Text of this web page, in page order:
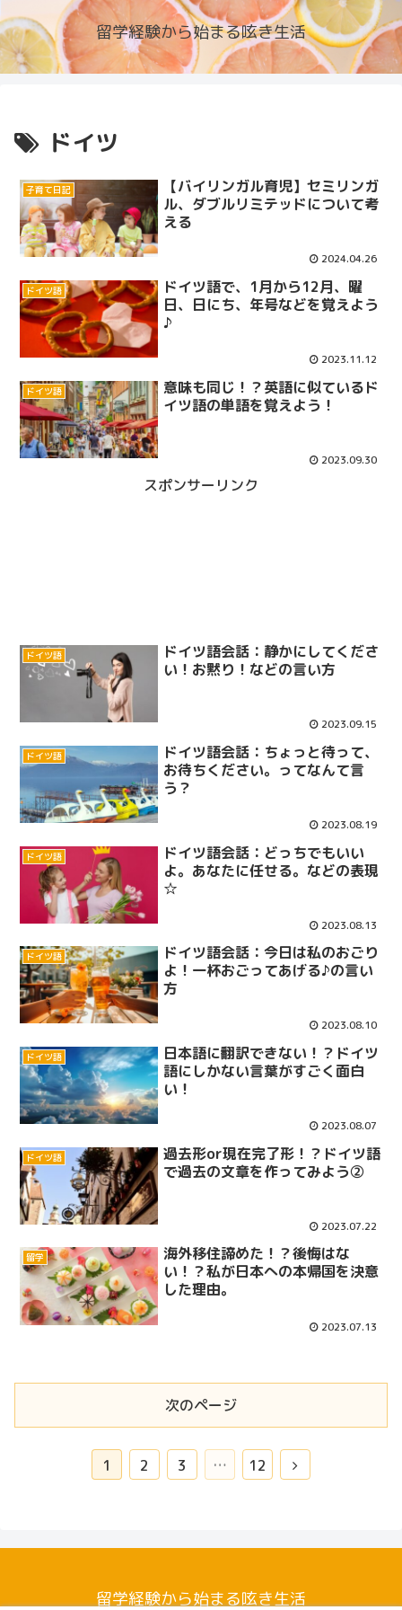
留学経験から始まる呟き生活
ドイツ
子育て日記
【バイリンガル育児】セミリンガ
ル、ダブルリミテッドについて考
える
2024.04.26
ドイツ語
ドイツ語で、1月から12月、曜
日、日にち、年号などを覚えよう
♪
2023.11.12
ドイツ語
意味も同じ！？英語に似ているド
イツ語の単語を覚えよう！
2023.09.30
スポンサーリンク
ドイツ語
ドイツ語会話：静かにしてくださ
い！お黙り！などの言い方
2023.09.15
ドイツ語
ドイツ語会話：ちょっと待って、
お待ちください。ってなんて言
う？
2023.08.19
ドイツ語
ドイツ語会話：どっちでもいい
よ。あなたに任せる。などの表現
☆
2023.08.13
ドイツ語
ドイツ語会話：今日は私のおごり
よ！一杯おごってあげる♪の言い
方
2023.08.10
ドイツ語
日本語に翻訳できない！？ドイツ
語にしかない言葉がすごく面白
い！
2023.08.07
ドイツ語
過去形or現在完了形！？ドイツ語
で過去の文章を作ってみよう②
2023.07.22
留学
海外移住諦めた！？後悔はな
い！？私が日本への本帰国を決意
した理由。
2023.07.13
次のページ
1 2 3 … 12
次
留学経験から始まる呟き生活